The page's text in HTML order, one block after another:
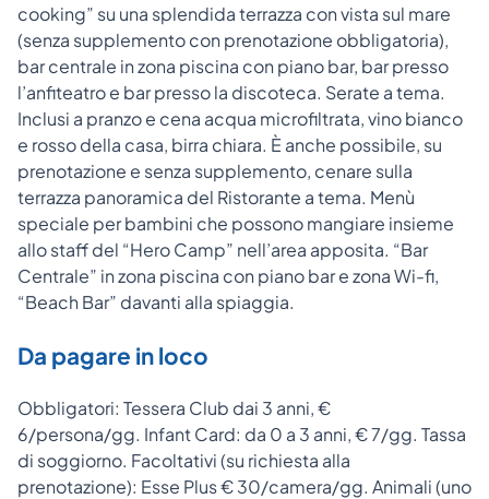
cooking” su una splendida terrazza con vista sul mare
(senza supplemento con prenotazione obbligatoria),
bar centrale in zona piscina con piano bar, bar presso
l’anfiteatro e bar presso la discoteca. Serate a tema.
Inclusi a pranzo e cena acqua microfiltrata, vino bianco
e rosso della casa, birra chiara. È anche possibile, su
prenotazione e senza supplemento, cenare sulla
terrazza panoramica del Ristorante a tema. Menù
speciale per bambini che possono mangiare insieme
allo staff del “Hero Camp” nell’area apposita. “Bar
Centrale” in zona piscina con piano bar e zona Wi-fi,
“Beach Bar” davanti alla spiaggia.
Da pagare in loco
Obbligatori: Tessera Club dai 3 anni, €
6/persona/gg. Infant Card: da 0 a 3 anni, € 7/gg. Tassa
di soggiorno. Facoltativi (su richiesta alla
prenotazione): Esse Plus € 30/camera/gg. Animali (uno